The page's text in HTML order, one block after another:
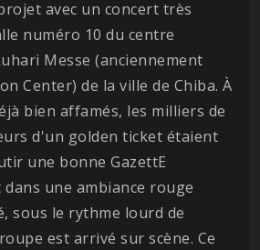
avec un concert très
numéro 10 du centre
Messe (anciennement
Center) de la ville de Chiba. À
bien affamés, les milliers de
d'un golden ticket étaient
une bonne GazettE
une ambiance rouge
sous le rythme lourd de
est arrivé sur scène. Ce